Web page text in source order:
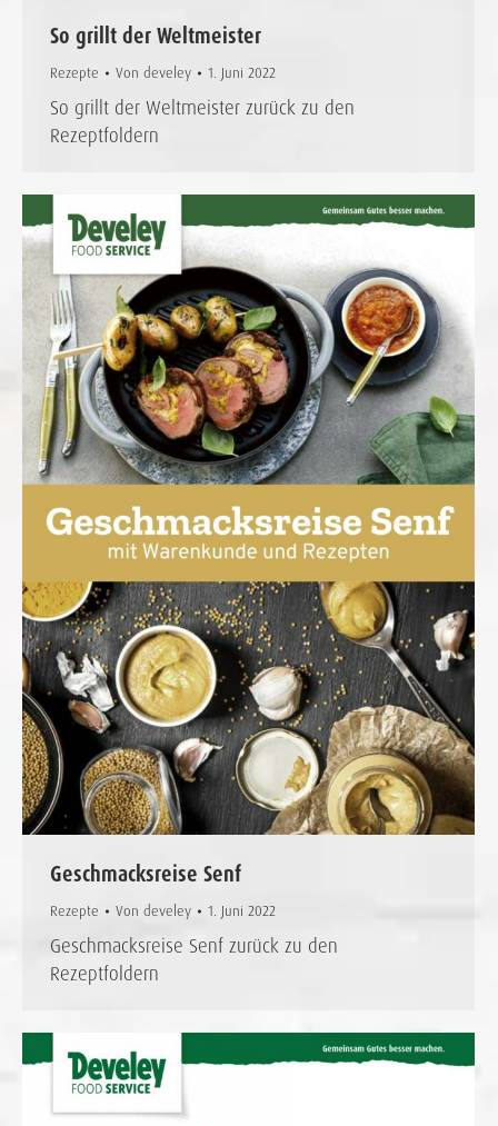
So grillt der Weltmeister
Rezepte Von develey 1. Juni 2022
So grillt der Weltmeister zurück zu den
Rezeptfoldern
Geschmacksreise Senf
Rezepte Von develey 1. Juni 2022
Geschmacksreise Senf zurück zu den
Rezeptfoldern